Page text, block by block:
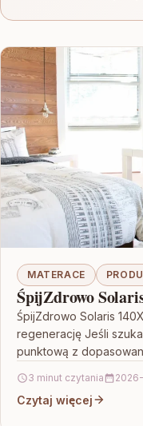
MATERACE
ŚpijZdrowo
ŚpijZdrowo Solaris
regenerację Jeśli
punktową z
3 minut czytania
Czytaj więcej